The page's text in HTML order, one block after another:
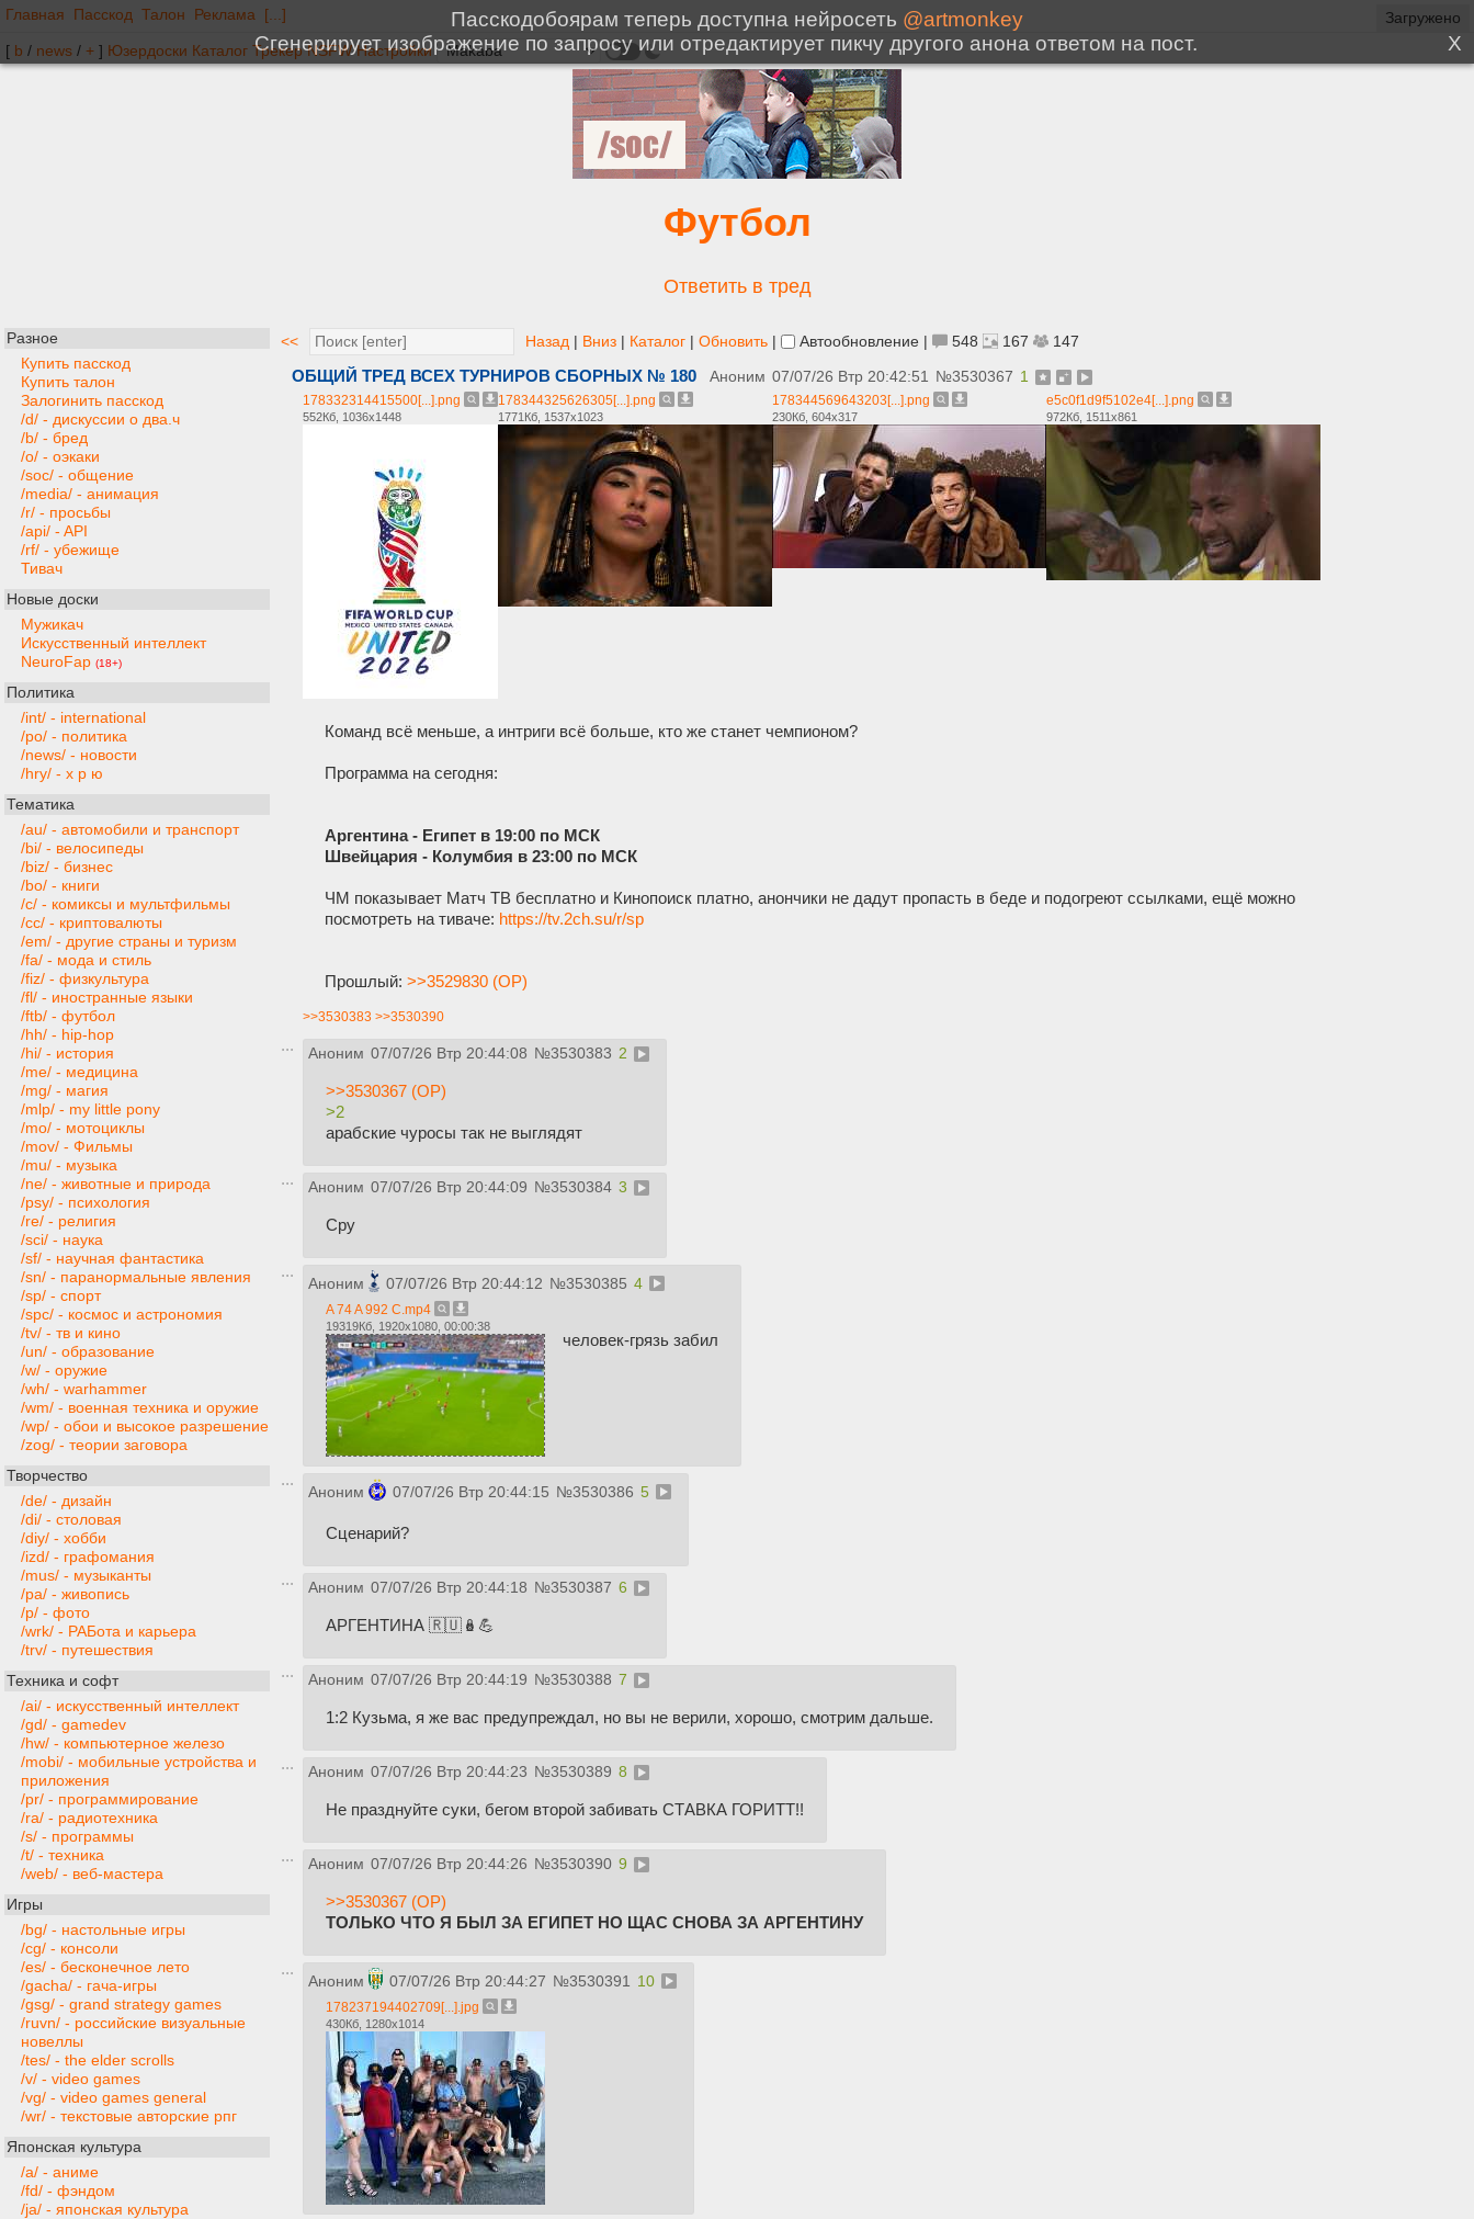
Главная Пасскод Талон Реклама [...]
[ b / news / + ] Юзердоски Каталог Трекер NSFW Настройки
Футбол
Ответить в тред
Разное
Купить пасскод
Купить талон
Залогинить пасскод
/d/ - дискуссии о два.ч
/b/ - бред
/o/ - оэкаки
/soc/ - общение
/media/ - анимация
/r/ - просьбы
/api/ - API
/rf/ - убежище
Тивач
Новые доски
Мужикач
Искусственный интеллект
NeuroFap (18+)
Политика
/int/ - international
/po/ - политика
/news/ - новости
/hry/ - х р ю
Тематика
/au/ - автомобили и транспорт
/bi/ - велосипеды
/biz/ - бизнес
/bo/ - книги
/c/ - комиксы и мультфильмы
/cc/ - криптовалюты
/em/ - другие страны и туризм
/fa/ - мода и стиль
/fiz/ - физкультура
/fl/ - иностранные языки
/ftb/ - футбол
/hh/ - hip-hop
/hi/ - история
/me/ - медицина
/mg/ - магия
/mlp/ - my little pony
/mo/ - мотоциклы
/mov/ - Фильмы
/mu/ - музыка
/ne/ - животные и природа
/psy/ - психология
/re/ - религия
/sci/ - наука
/sf/ - научная фантастика
/sn/ - паранормальные явления
/sp/ - спорт
/spc/ - космос и астрономия
/tv/ - тв и кино
/un/ - образование
/w/ - оружие
/wh/ - warhammer
/wm/ - военная техника и оружие
/wp/ - обои и высокое разрешение
/zog/ - теории заговора
Творчество
/de/ - дизайн
/di/ - столовая
/diy/ - хобби
/izd/ - графомания
/mus/ - музыканты
/pa/ - живопись
/p/ - фото
/wrk/ - РАБота и карьера
/trv/ - путешествия
Техника и софт
/ai/ - искусственный интеллект
/gd/ - gamedev
/hw/ - компьютерное железо
/mobi/ - мобильные устройства и
приложения
/pr/ - программирование
/ra/ - радиотехника
/s/ - программы
/t/ - техника
/web/ - веб-мастера
Игры
/bg/ - настольные игры
/cg/ - консоли
/es/ - бесконечное лето
/gacha/ - гача-игры
/gsg/ - grand strategy games
/ruvn/ - российские визуальные
новеллы
/tes/ - the elder scrolls
/v/ - video games
/vg/ - video games general
/wr/ - текстовые авторские рпг
Японская культура
/a/ - аниме
/fd/ - фэндом
/ja/ - японская культура
<< Назад | Вниз | Каталог | Обновить | Автообновление | 548 167 147
ОБЩИЙ ТРЕД ВСЕХ ТУРНИРОВ СБОРНЫХ № 180 Аноним 07/07/26 Втр 20:42:51 №3530367 1
178332314415500[...].png
552Кб, 1036x1448
178344325626305[...].png
1771Кб, 1537x1023
178344569643203[...].png
230Кб, 604x317
e5c0f1d9f5102e4[...].png
972Кб, 1511x861
Команд всё меньше, а интриги всё больше, кто же станет чемпионом?
Программа на сегодня:
Аргентина - Египет в 19:00 по МСК
Швейцария - Колумбия в 23:00 по МСК
ЧМ показывает Матч ТВ бесплатно и Кинопоиск платно, анончики не дадут пропасть в беде и подогреют ссылками, ещё можно
посмотреть на тиваче: https://tv.2ch.su/r/sp
Прошлый: >>3529830 (OP)
>>3530383 >>3530390
Аноним 07/07/26 Втр 20:44:08 №3530383 2
>>3530367 (OP)
>2
арабские чуросы так не выглядят
Аноним 07/07/26 Втр 20:44:09 №3530384 3
Сру
Аноним 07/07/26 Втр 20:44:12 №3530385 4
A 74 A 992 C.mp4
19319Кб, 1920x1080, 00:00:38
человек-грязь забил
Аноним 07/07/26 Втр 20:44:15 №3530386 5
Сценарий?
Аноним 07/07/26 Втр 20:44:18 №3530387 6
АРГЕНТИНА 🇷🇺🪆💪
Аноним 07/07/26 Втр 20:44:19 №3530388 7
1:2 Кузьма, я же вас предупреждал, но вы не верили, хорошо, смотрим дальше.
Аноним 07/07/26 Втр 20:44:23 №3530389 8
Не празднуйте суки, бегом второй забивать СТАВКА ГОРИТТ!!
Аноним 07/07/26 Втр 20:44:26 №3530390 9
>>3530367 (OP)
ТОЛЬКО ЧТО Я БЫЛ ЗА ЕГИПЕТ НО ЩАС СНОВА ЗА АРГЕНТИНУ
Аноним 07/07/26 Втр 20:44:27 №3530391 10
178237194402709[...].jpg
430Кб, 1280x1014